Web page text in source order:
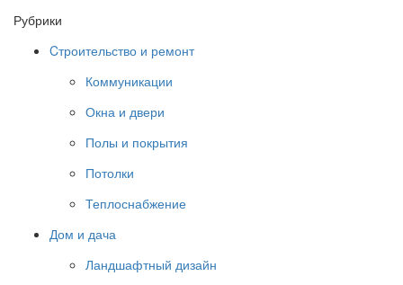
Рубрики
Cтроительство и ремонт
Коммуникации
Окна и двери
Полы и покрытия
Потолки
Теплоснабжение
Дом и дача
Ландшафтный дизайн